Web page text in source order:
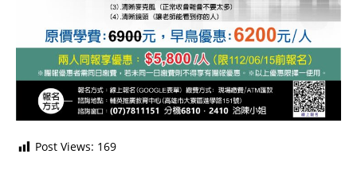
Post Views: 169